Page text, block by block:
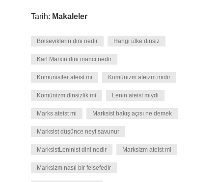
Tarih: Makaleler
Bolseviklerin dini nedir Hangi ülke dinsiz
Karl Marxın dini inancı nedir
Komunistler ateist mi Komünizm ateizm midir
Komünizm dinsizlik mi Lenin ateist miydi
Marks ateist mi Marksist bakış açısı ne demek
Marksist düşünce neyi savunur
MarksistLeninist dini nedir Marksizm ateist mi
Marksizm nasıl bir felsefedir